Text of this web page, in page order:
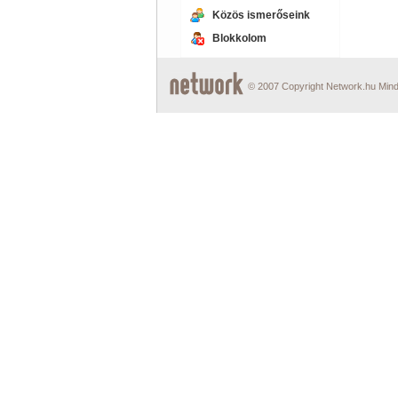
Közös ismerőseink
Blokkolom
© 2007 Copyright Network.hu